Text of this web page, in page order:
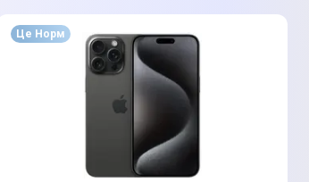
Це Норм